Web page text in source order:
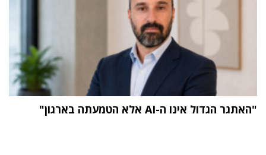
"האתגר הגדול אינו ה-AI אלא הטמעתה בארגון"